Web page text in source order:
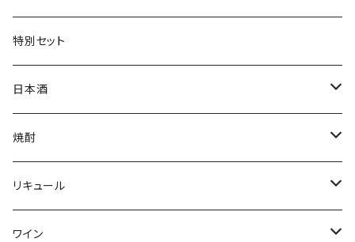
タオル・トートバッグ
キーホルダー
ミニゼッケン
サイダー
甘酒
天然炭酸水
特別セット
日本酒
シェフヒロ×市野屋
浪漫亭企画商品
八戸酒造 陸奥八仙
焼酎
ｻｸﾗｵﾌﾞﾙﾜﾘｰ ダルマ焼酎
尾鈴山蒸留所 山ねこ 山猿 山翡翠 など
リキュール
ｻｸﾗｵﾌﾞﾙﾜﾘ- 紫蘇ダルマ
ワイン